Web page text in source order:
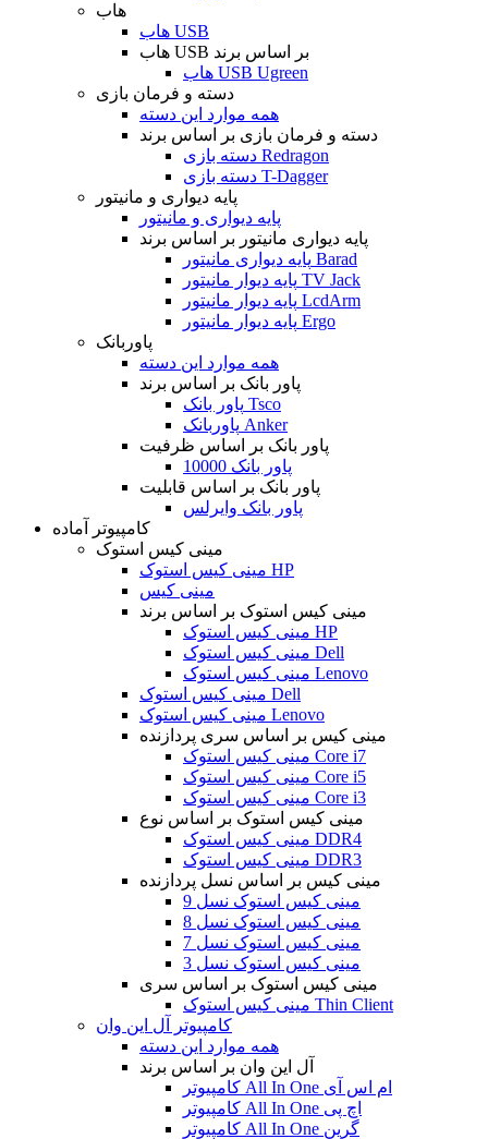
هاب
هاب USB
هاب USB بر اساس برند
هاب USB Ugreen
دسته و فرمان بازی
همه موارد این دسته
دسته و فرمان بازی بر اساس برند
دسته بازی Redragon
دسته بازی T-Dagger
پایه دیواری و مانیتور
پایه دیواری و مانیتور
پایه دیواری مانیتور بر اساس برند
پایه دیواری مانیتور Barad
پایه دیوار مانیتور TV Jack
پایه دیوار مانیتور LcdArm
پایه دیوار مانیتور Ergo
پاوربانک
همه موارد این دسته
پاور بانک بر اساس برند
پاور بانک Tsco
پاوربانک Anker
پاور بانک بر اساس ظرفیت
پاور بانک 10000
پاور بانک بر اساس قابلیت
پاور بانک وایرلس
کامپیوتر آماده
مینی کیس استوک
مینی کیس استوک HP
مینی کیس
مینی کیس استوک بر اساس برند
مینی کیس استوک HP
مینی کیس استوک Dell
مینی کیس استوک Lenovo
مینی کیس استوک Dell
مینی کیس استوک Lenovo
مینی کیس بر اساس سری پردازنده
مینی کیس استوک Core i7
مینی کیس استوک Core i5
مینی کیس استوک Core i3
مینی کیس استوک بر اساس نوع
مینی کیس استوک DDR4
مینی کیس استوک DDR3
مینی کیس بر اساس نسل پردازنده
مینی کیس استوک نسل 9
مینی کیس استوک نسل 8
مینی کیس استوک نسل 7
مینی کیس استوک نسل 3
مینی کیس استوک بر اساس سری
مینی کیس استوک Thin Client
کامپیوتر آل این وان
همه موارد این دسته
آل این وان بر اساس برند
کامپیوتر All In One ام اس آی
کامپیوتر All In One اچ پی
کامپیوتر All In One گرین